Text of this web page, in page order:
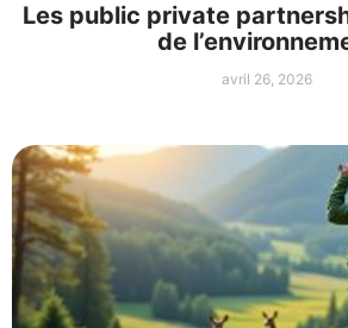
Les public private
de
avril 26, 2026